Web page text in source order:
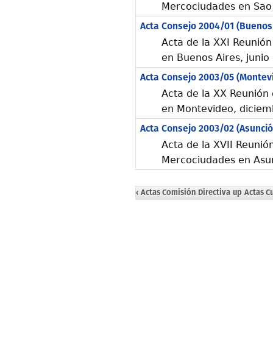
Mercociudades en
Acta Consejo 2004/01
Acta de la XXI
en Buenos Aires, junio
Acta Consejo 2003/05
Acta de la XX
en Montevideo,
Acta Consejo 2003/02
Acta de la XVII
Mercociudades en
‹ Actas Comisión Directivaup Actas